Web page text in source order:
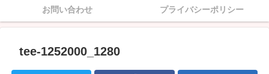
お問い合わせ プライバシーポリシー
tee-1252000_1280